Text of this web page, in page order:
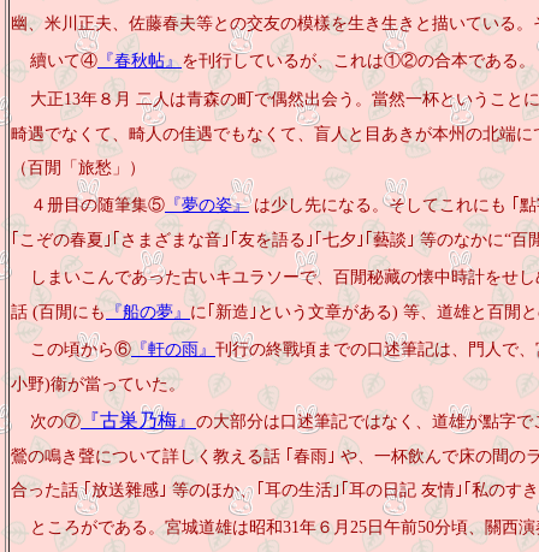
幽、米川正夫、佐藤春夫等との交友の模樣を生き生きと描いている
續いて④ 『春秋帖』 を刊行しているが、これは①②の合本である。
大正13年８月 二人は青森の町で偶然出会う。當然一杯ということ
畸遇でなくて、畸人の佳遇でもなくて、盲人と目あきが本州の北端
（百閒「旅愁」）
４册目の随筆集⑤ 『夢の姿』は少し先になる。そしてこれにも ｢
｢こぞの春夏｣｢さまざまな音｣｢友を語る｣｢七夕｣｢藝談｣ 等のなかに“百
しまいこんであった古いキユラソーで、百閒秘藏の懐中時計をせ
話 (百閒にも『船の夢』に｢新造｣という文章がある) 等、道雄と百閒
この頃から⑥ 『軒の雨』 刊行の終戰頃までの口述筆記は、門人で
小野)衞が當っていた。
次の⑦『古巣乃梅』 の大部分は口述筆記ではなく、道雄が點字
鶯の鳴き聲について詳しく教える話 ｢春雨｣ や、一杯飲んで床の間の
合った話 ｢放送雜感｣ 等のほか、｢耳の生活｣｢耳の日記 友情｣｢私のす
ところがである。宮城道雄は昭和31年６月25日午前50分頃、關西